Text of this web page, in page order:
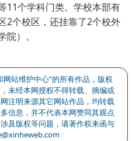
11个学科门类。学校本部有
2个校区，还挂靠了2个校外
）。
网站维护中心”的所有作品，版权
未经本网授权不得转载、摘编或
注明来源其它网站作品，均转载
信息，并不代表本网赞同其观点
及版权等问题，请著作权来函与